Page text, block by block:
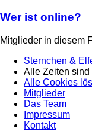
Wer ist online?
Mitglieder in diesem
Sternchen &
Alle Zeiten sind
Alle Cookies
Mitglieder
Das Team
Impressum
Kontakt